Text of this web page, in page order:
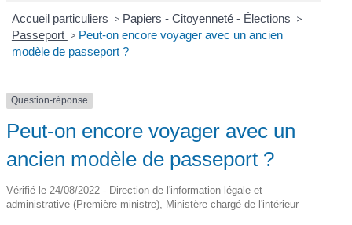
Accueil particuliers > Papiers - Citoyenneté - Élections >
Passeport > Peut-on encore voyager avec un ancien
modèle de passeport ?
Question-réponse
Peut-on encore voyager avec un
ancien modèle de passeport ?
Vérifié le 24/08/2022 - Direction de l'information légale et
administrative (Première ministre), Ministère chargé de l'intérieur